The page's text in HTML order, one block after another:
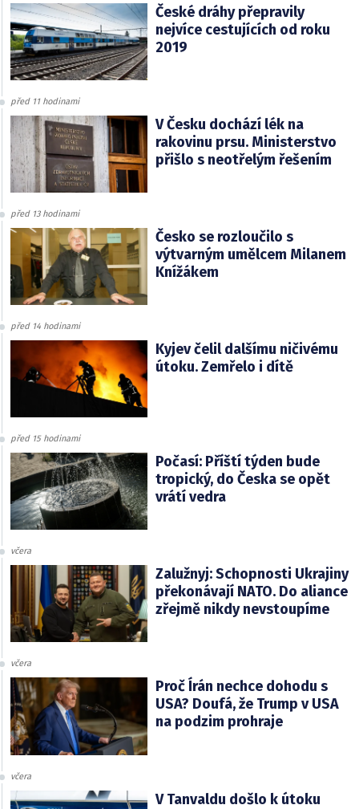
České dráhy přepravily
nejvíce cestujících od roku
2019
před 11 hodinami
V Česku dochází lék na
rakovinu prsu. Ministerstvo
přišlo s neotřelým řešením
před 13 hodinami
Česko se rozloučilo s
výtvarným umělcem Milanem
Knížákem
před 14 hodinami
Kyjev čelil dalšímu ničivému
útoku. Zemřelo i dítě
před 15 hodinami
Počasí: Příští týden bude
tropický, do Česka se opět
vrátí vedra
včera
Zalužnyj: Schopnosti Ukrajiny
překonávají NATO. Do aliance
zřejmě nikdy nevstoupíme
včera
Proč Írán nechce dohodu s
USA? Doufá, že Trump v USA
na podzim prohraje
včera
V Tanvaldu došlo k útoku